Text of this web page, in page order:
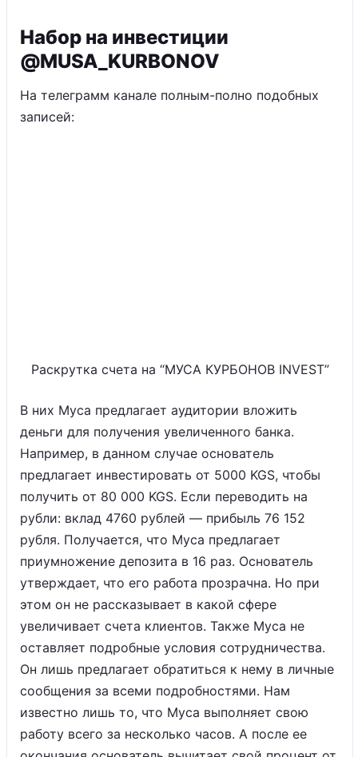
Набор на инвестиции
@MUSA_KURBONOV
На телеграмм канале полным-полно подобных
записей:
Раскрутка счета на “МУСА КУРБОНОВ INVEST”
В них Муса предлагает аудитории вложить
деньги для получения увеличенного банка.
Например, в данном случае основатель
предлагает инвестировать от 5000 KGS, чтобы
получить от 80 000 KGS. Если переводить на
рубли: вклад 4760 рублей — прибыль 76 152
рубля. Получается, что Муса предлагает
приумножение депозита в 16 раз. Основатель
утверждает, что его работа прозрачна. Но при
этом он не рассказывает в какой сфере
увеличивает счета клиентов. Также Муса не
оставляет подробные условия сотрудничества.
Он лишь предлагает обратиться к нему в личные
сообщения за всеми подробностями. Нам
известно лишь то, что Муса выполняет свою
работу всего за несколько часов. А после ее